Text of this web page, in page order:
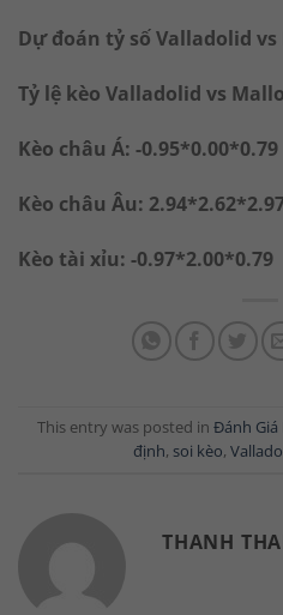
Dự đoán tỷ số Valladolid vs
Tỷ lệ kèo Valladolid vs
Kèo châu Á: -0.95*0.00*0.79
Kèo châu Âu:
Kèo tài xỉu: -0.97*2.00*0.79
This entry was posted in Đánh
định, soi kèo,
THANH